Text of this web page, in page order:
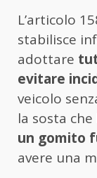
L’articolo
stabilisce
adottare
evitare
veicolo
la sosta
un gomito
avere una